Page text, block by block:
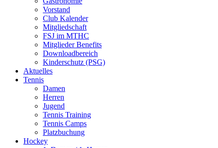
Vorstand
Club Kalender
Mitgliedschaft
FSJ im MTHC
Mitglieder Benefits
Downloadbereich
Kinderschutz (PSG)
Aktuelles
Tennis
Damen
Herren
Jugend
Tennis Training
Tennis Camps
Platzbuchung
Hockey